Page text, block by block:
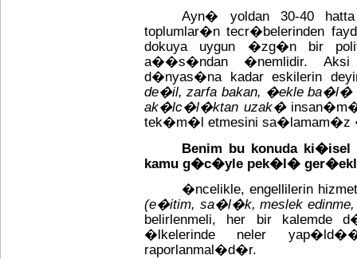
Ayn� yoldan 30-40
toplumlar�n tecr�belerinden
dokuya uygun �zg�n bir
a��s�ndan �nemlidir.
d�nyas�na kadar eskilerin
de�il, zarfa bakan, �ekle ba�l�
ak�lc�l�ktan uzak�
tek�m�l etmesini sa�lamam�z
Benim bu konuda ki�isel
kamu g�c�yle pek�l�
�ncelikle, engellilerin
(e�itim, sa�l�k, meslek
belirlenmeli, her bir kalemde
�lkelerinde neler
raporlanmal�d�r.